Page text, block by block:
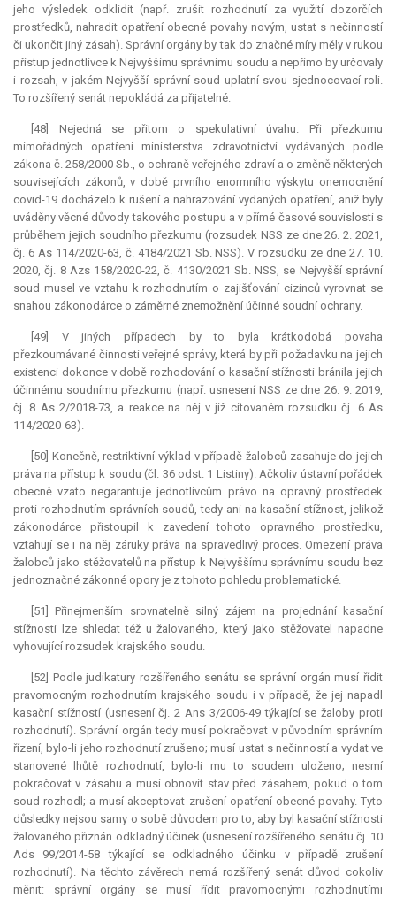
jeho výsledek odklidit (např. zrušit rozhodnutí za využití dozorčích
prostředků, nahradit opatření obecné povahy novým, ustat s nečinností
či ukončit jiný zásah). Správní orgány by tak do značné míry měly v rukou
přístup jednotlivce k Nejvyššímu správnímu soudu a nepřímo by určovaly
i rozsah, v jakém Nejvyšší správní soud uplatní svou sjednocovací roli.
To rozšířený senát nepokládá za přijatelné.
[48] Nejedná se přitom o spekulativní úvahu. Při přezkumu
mimořádných opatření ministerstva zdravotnictví vydávaných podle
zákona č. 258/2000 Sb., o ochraně veřejného zdraví a o změně některých
souvisejících zákonů, v době prvního enormního výskytu onemocnění
covid-19 docházelo k rušení a nahrazování vydaných opatření, aniž byly
uváděny věcné důvody takového postupu a v přímé časové souvislosti s
průběhem jejich soudního přezkumu (rozsudek NSS ze dne 26. 2. 2021,
čj. 6 As 114/2020-63, č. 4184/2021 Sb. NSS). V rozsudku ze dne 27. 10.
2020, čj. 8 Azs 158/2020-22, č. 4130/2021 Sb. NSS, se Nejvyšší správní
soud musel ve vztahu k rozhodnutím o zajišťování cizinců vyrovnat se
snahou zákonodárce o záměrné znemožnění účinné soudní ochrany.
[49] V jiných případech by to byla krátkodobá povaha
přezkoumávané činnosti veřejné správy, která by při požadavku na jejich
existenci dokonce v době rozhodování o kasační stížnosti bránila jejich
účinnému soudnímu přezkumu (např. usnesení NSS ze dne 26. 9. 2019,
čj. 8 As 2/2018-73, a reakce na něj v již citovaném rozsudku čj. 6 As
114/2020-63).
[50] Konečně,restriktivní výklad v případě žalobců zasahuje do jejich
práva na přístup k soudu (čl. 36 odst. 1 Listiny). Ačkoliv ústavní pořádek
obecně vzato negarantuje jednotlivcům právo na opravný prostředek
proti rozhodnutím správních soudů, tedy ani na kasační stížnost, jelikož
zákonodárce přistoupil k zavedení tohoto opravného prostředku,
vztahují se i na něj záruky práva na spravedlivý proces. Omezení práva
žalobců jako stěžovatelů na přístup k Nejvyššímu správnímu soudu bez
jednoznačné zákonné opory je z tohoto pohledu problematické.
[51] Přinejmenším srovnatelně silný zájem na projednání kasační
stížnosti lze shledat též u žalovaného, který jako stěžovatel napadne
vyhovující rozsudek krajského soudu.
[52] Podle judikatury rozšířeného senátu se správní orgán musí řídit
pravomocným rozhodnutím krajského soudu i v případě, že jej napadl
kasační stížností (usnesení čj. 2 Ans 3/2006-49 týkající se žaloby proti
rozhodnutí). Správní orgán tedy musí pokračovat v původním správním
řízení, bylo-li jeho rozhodnutí zrušeno; musí ustat s nečinností a vydat ve
stanovené lhůtě rozhodnutí, bylo-li mu to soudem uloženo; nesmí
pokračovat v zásahu a musí obnovit stav před zásahem, pokud o tom
soud rozhodl; a musí akceptovat zrušení opatření obecné povahy. Tyto
důsledky nejsou samy o sobě důvodem pro to, aby byl kasační stížnosti
žalovaného přiznán odkladný účinek (usnesení rozšířeného senátu čj. 10
Ads 99/2014-58 týkající se odkladného účinku v případě zrušení
rozhodnutí). Na těchto závěrech nemá rozšířený senát důvod cokoliv
měnit: správní orgány se musí řídit pravomocnými rozhodnutími